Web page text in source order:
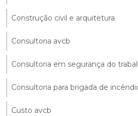
Construção civil e arquitetura
Consultoria avcb
Consultoria em segurança do
Consultoria para brigada de
Custo avcb